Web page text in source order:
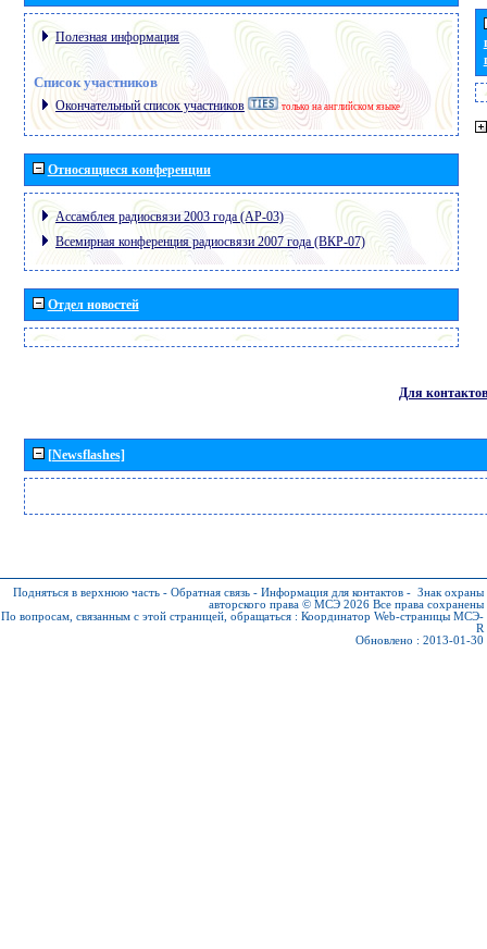
Полезная информация
Список участников
Окончательный список участников только на английском языке
Относящиеся конференции
Ассамблея радиосвязи 2003 года (АР-03)
Всемирная конференция радиосвязи 2007 года (ВКР-07)
Отдел новостей
Для контактов
[Newsflashes]
Подняться в верхнюю часть - Обратная связь - Информация для контактов - Знак охраны
авторского права © МСЭ 2026 Все права сохранены
По вопросам, связанным с этой страницей, обращаться : Координатор Web-страницы МСЭ-
R
Обновлено : 2013-01-30